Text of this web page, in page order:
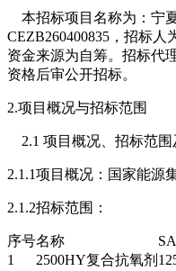
本招标项目名称为：宁
CEZB260400835，招标
资金来源为自筹。招标代
资格后审公开招标。
2.项目概况与招标范围
2.1 项目概况、招标范围
2.1.1项目概况：国家能源
2.1.2招标范围：
序号名称
1
2500HY复合抗氧剂